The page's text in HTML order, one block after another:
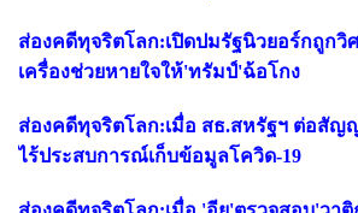
ส่องคดีทุจริตโลก:เปิดปมรัฐนิวยอร์กถูกวิ
เครื่องช่วยหายใจให้'ทรัมป์'ฉ้อโกง
ส่องคดีทุจริตโลก:เมื่อ สธ.สหรัฐฯ ต่อสัญ
ไร้ประสบการณ์เก็บข้อมูลโควิด-19